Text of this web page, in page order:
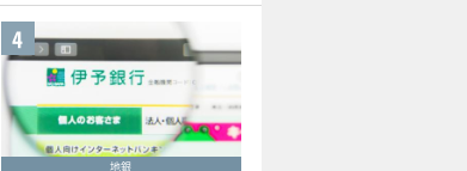
4
地銀